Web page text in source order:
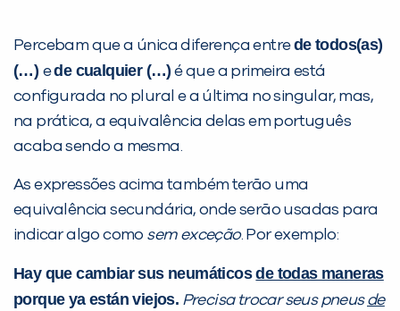
Percebam que a única diferença entrede todos(as)
(…) ede cualquier (…) é que a primeira está
configurada no plural e a última no singular, mas,
na prática, a equivalência delas em português
acaba sendo a mesma.
As expressões acima também terão uma
equivalência secundária, onde serão usadas para
indicar algo como sem exceção. Por exemplo:
Hay que cambiar sus neumáticosde todas maneras
porque ya están viejos. Precisa trocar seus pneusde